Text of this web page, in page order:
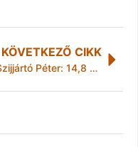
KÖVETKEZŐ CIKK
Szijjártó Péter: 14,8 milliárd forintos autóipari beruházás érkezik Komáromba